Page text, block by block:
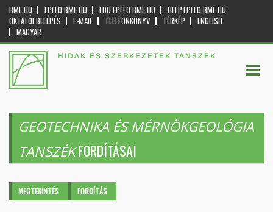
BME.HU EPITO.BME.HU EDU.EPITO.BME.HU
HELP.EPITO.BME.HU
OKTATÓI BELÉPÉS
E-MAIL TELEFONKÖNYV TÉRKÉP
ENGLISH
MAGYAR
HIDAK ÉS SZERKEZETEK TANSZÉK
GEOTECHNIKA ÉS MÉRNÖKGEOLÓGIA
TANSZÉKFORDÍTÁSAI
Elsődleges fülek
MEGTEKINTÉS FORDÍTÁS